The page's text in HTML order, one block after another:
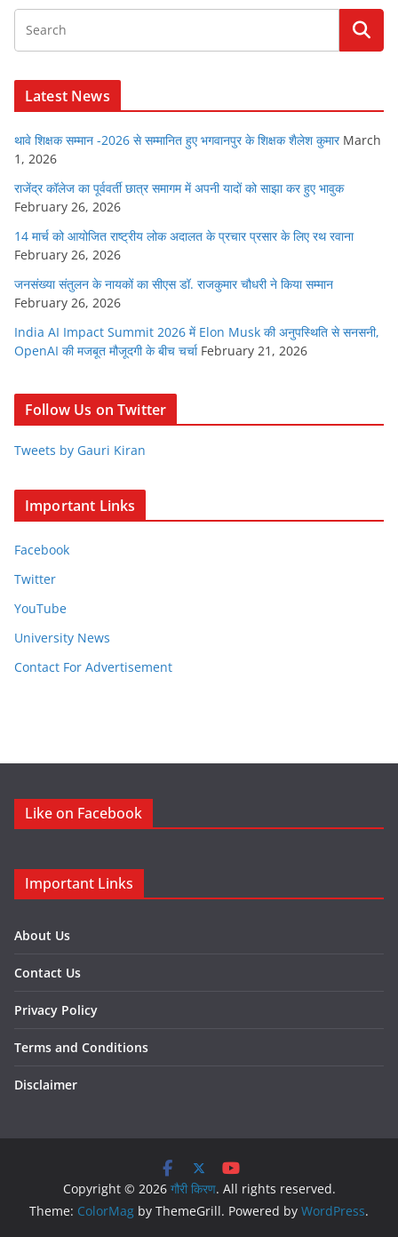
Latest News
थावे शिक्षक सम्मान -2026 से सम्मानित हुए भगवानपुर के शिक्षक शैलेश कुमार March
1, 2026
राजेंद्र कॉलेज का पूर्ववर्ती छात्र समागम में अपनी यादों को साझा कर हुए भावुक
February 26, 2026
14 मार्च को आयोजित राष्ट्रीय लोक अदालत के प्रचार प्रसार के लिए रथ रवाना
February 26, 2026
जनसंख्या संतुलन के नायकों का सीएस डॉ. राजकुमार चौधरी ने किया सम्मान
February 26, 2026
India AI Impact Summit 2026 में Elon Musk की अनुपस्थिति से सनसनी,
OpenAI की मजबूत मौजूदगी के बीच चर्चा February 21, 2026
Follow Us on Twitter
Tweets by Gauri Kiran
Important Links
Facebook
Twitter
YouTube
University News
Contact For Advertisement
Like on Facebook
Important Links
About Us
Contact Us
Privacy Policy
Terms and Conditions
Disclaimer
Copyright © 2026 गौरी किरण. All rights reserved.
Theme: ColorMag by ThemeGrill. Powered by WordPress.